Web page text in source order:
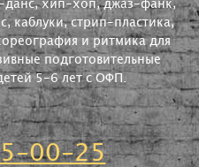
хип-хоп, джаз-фанк,
каблуки, стрип-пластика,
и ритмика для
подготовительные
5-6 лет с ОФП.
00-25